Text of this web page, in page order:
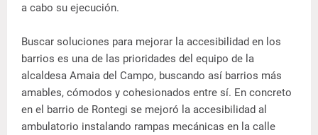
a cabo su ejecución.
Buscar soluciones para mejorar la accesibilidad en los
barrios es una de las prioridades del equipo de la
alcaldesa Amaia del Campo, buscando así barrios más
amables, cómodos y cohesionados entre sí. En concreto
en el barrio de Rontegi se mejoró la accesibilidad al
ambulatorio instalando rampas mecánicas en la calle